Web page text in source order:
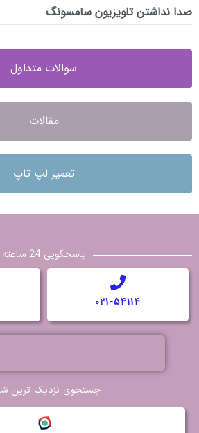
صدا نداشتن تلویزیون سامسونگ
سوالات متداول
مقالات
تعمیر لپ تاپ
پاسخگویی 24 ساعته
021-54114
جستجوی نزدیک ترین